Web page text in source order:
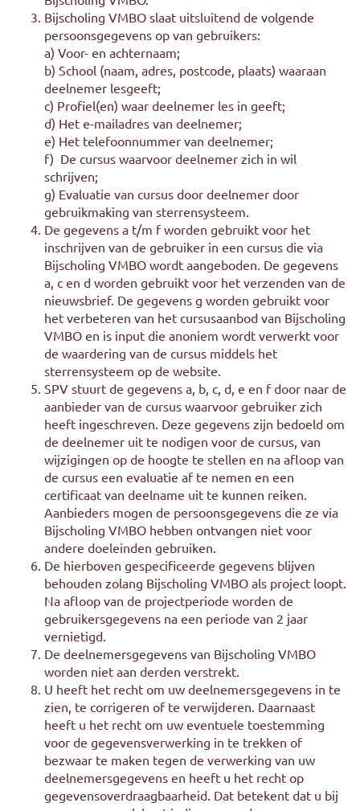
Bijscholing VMBO slaat uitsluitend de volgende
persoonsgegevens op van gebruikers:
a) Voor- en achternaam;
b) School (naam, adres, postcode, plaats) waaraan
deelnemer lesgeeft;
c) Profiel(en) waar deelnemer les in geeft;
d) Het e-mailadres van deelnemer;
e) Het telefoonnummer van deelnemer;
f) De cursus waarvoor deelnemer zich in wil
schrijven;
g) Evaluatie van cursus door deelnemer door
gebruikmaking van sterrensysteem.
De gegevens a t/m f worden gebruikt voor het
inschrijven van de gebruiker in een cursus die via
Bijscholing VMBO wordt aangeboden. De gegevens
a, c en d worden gebruikt voor het verzenden van de
nieuwsbrief. De gegevens g worden gebruikt voor
het verbeteren van het cursusaanbod van Bijscholing
VMBO en is input die anoniem wordt verwerkt voor
de waardering van de cursus middels het
sterrensysteem op de website.
SPV stuurt de gegevens a, b, c, d, e en f door naar de
aanbieder van de cursus waarvoor gebruiker zich
heeft ingeschreven. Deze gegevens zijn bedoeld om
de deelnemer uit te nodigen voor de cursus, van
wijzigingen op de hoogte te stellen en na afloop van
de cursus een evaluatie af te nemen en een
certificaat van deelname uit te kunnen reiken.
Aanbieders mogen de persoonsgegevens die ze via
Bijscholing VMBO hebben ontvangen niet voor
andere doeleinden gebruiken.
De hierboven gespecificeerde gegevens blijven
behouden zolang Bijscholing VMBO als project loopt.
Na afloop van de projectperiode worden de
gebruikersgegevens na een periode van 2 jaar
vernietigd.
De deelnemersgegevens van Bijscholing VMBO
worden niet aan derden verstrekt.
U heeft het recht om uw deelnemersgegevens in te
zien, te corrigeren of te verwijderen. Daarnaast
heeft u het recht om uw eventuele toestemming
voor de gegevensverwerking in te trekken of
bezwaar te maken tegen de verwerking van uw
deelnemersgegevens en heeft u het recht op
gegevensoverdraagbaarheid. Dat betekent dat u bij